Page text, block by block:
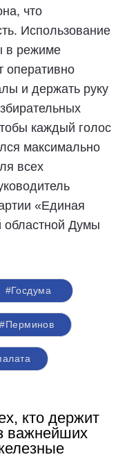
что
Использование
в режиме
оперативно
и держать руку
каждый голос
максимально
всех
«Единая
областной Думы
#Госдума
#Перминов
кто держит
важнейших